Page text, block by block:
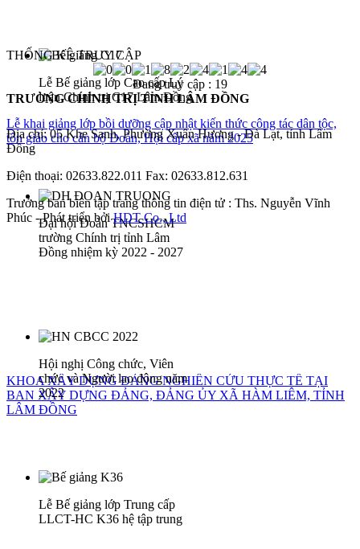
Lễ khai giảng lớp bồi dưỡng cập nhật kiến thức công tác dân tộc,
tôn giáo cho cán bộ Đoàn, Hội cấp xã năm 2025
KHOA XÂY DỰNG ĐẢNG NGHIÊN CỨU THỰC TẾ TẠI
BAN XÂY DỰNG ĐẢNG, ĐẢNG ỦY XÃ HÀM LIÊM, TỈNH
LÂM ĐỒNG
Lễ Bế giảng lớp Cao cấp Lý
luận Chính trị C17 Lâm Đồng
Đại hội Đoàn TNCSHCM
trường Chính trị tỉnh Lâm
Đồng nhiệm kỳ 2022 - 2027
Hội nghị Công chức, Viên
chức và Người lao động năm
2022
Lễ Bế giảng lớp Trung cấp
LLCT-HC K36 hệ tập trung
THỐNG KÊ TRUY CẬP
Đang truy cập : 19
TRƯỜNG CHÍNH TRỊ TỈNH LÂM ĐỒNG
Địa chỉ: 05 Khe Sanh, Phường Xuân Hương - Đà Lạt, tỉnh Lâm
Đồng
Điện thoại: 02633.822.011 Fax: 02633.812.631
Trưởng ban biên tập trang thông tin điện tử : Ths. Nguyễn Vĩnh
Phúc - Phát triển bởiHDT Co., Ltd